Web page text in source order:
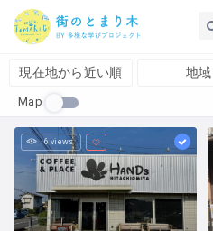
現在地から近い順 地域
Map
6 views